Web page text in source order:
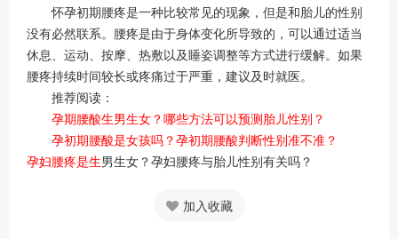
怀孕初期腰疼是一种比较常见的现象，但是和胎儿的性别
没有必然联系。腰疼是由于身体变化所导致的，可以通过适当
休息、运动、按摩、热敷以及睡姿调整等方式进行缓解。如果
腰疼持续时间较长或疼痛过于严重，建议及时就医。
推荐阅读：
孕期腰酸生男生女？哪些方法可以预测胎儿性别？
孕初期腰酸是女孩吗？孕初期腰酸判断性别准不准？
孕妇腰疼是生男生女？孕妇腰疼与胎儿性别有关吗？
加入收藏